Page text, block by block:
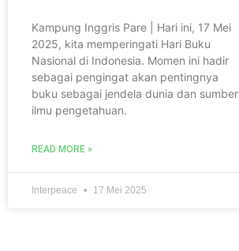
Kampung Inggris Pare | Hari ini, 17 Mei
2025, kita memperingati Hari Buku
Nasional di Indonesia. Momen ini hadir
sebagai pengingat akan pentingnya
buku sebagai jendela dunia dan sumber
ilmu pengetahuan.
READ MORE »
Interpeace 17 Mei 2025